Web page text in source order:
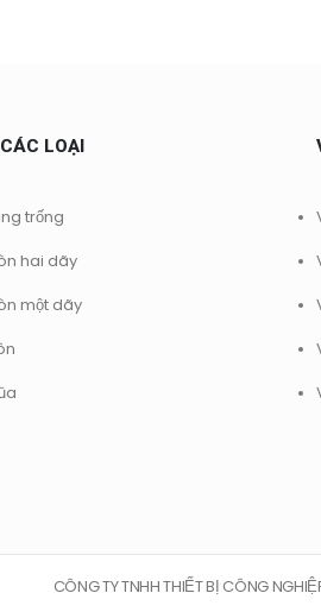
LOẠI
trống
hai dãy
một dãy
CÔNG TY TNHH THIẾT BỊ CÔNG